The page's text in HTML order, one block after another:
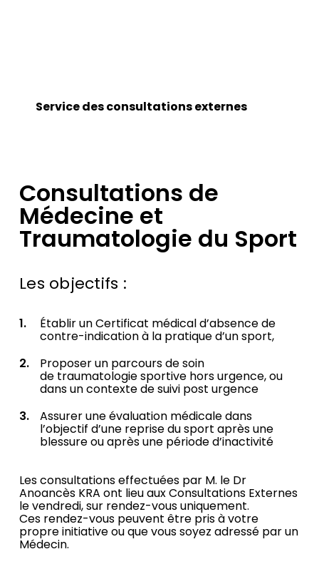
Service des consultations externes
Consultations de
Médecine et
Traumatologie du Sport
Les objectifs :
Établir un Certificat médical d’absence de
contre-indication à la pratique d’un sport,
Proposer un parcours de soin
de traumatologie sportive hors urgence, ou
dans un contexte de suivi post urgence
Assurer une évaluation médicale dans
l’objectif d’une reprise du sport après une
blessure ou après une période d’inactivité
Les consultations effectuées par M. le Dr
Anoancès KRA ont lieu aux Consultations Externes
le vendredi, sur rendez-vous uniquement.
Ces rendez-vous peuvent être pris à votre
propre initiative ou que vous soyez adressé par un
Médecin.